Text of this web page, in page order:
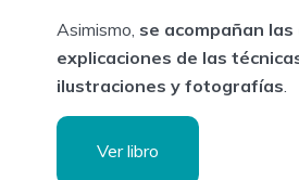
Asimismo, se acompañan
explicaciones de las
ilustraciones y fotografías.
Ver libro